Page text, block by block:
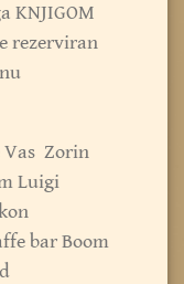
KNJIGOM
rezerviran
Vas Zorin
Luigi
bar Boom